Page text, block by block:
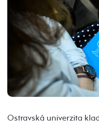
Ostravská univerzita